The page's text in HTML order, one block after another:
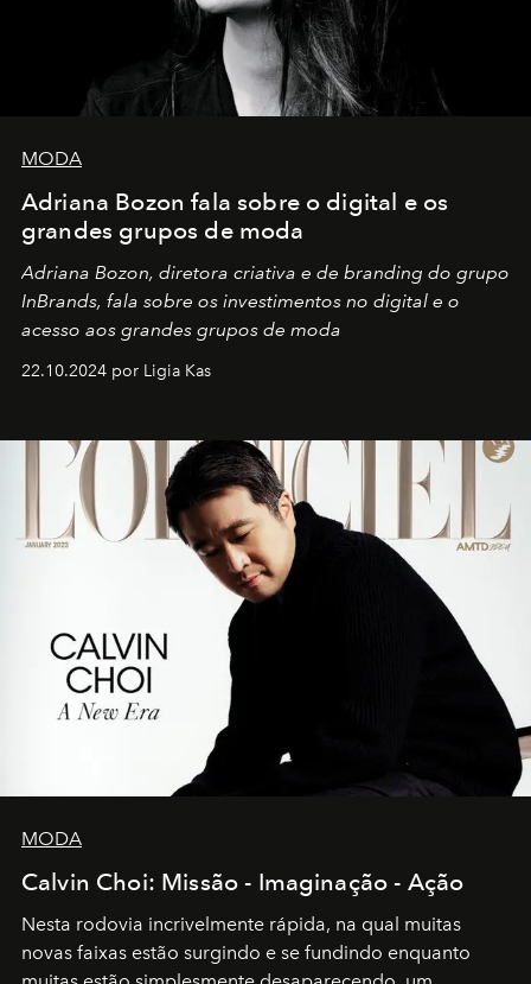
MODA
Adriana Bozon fala sobre o digital e os
grandes grupos de moda
Adriana Bozon, diretora criativa e de branding do grupo
InBrands, fala sobre os investimentos no digital e o
acesso aos grandes grupos de moda
22.10.2024 por Ligia Kas
MODA
Calvin Choi: Missão - Imaginação - Ação
Nesta rodovia incrivelmente rápida, na qual muitas
novas faixas estão surgindo e se fundindo enquanto